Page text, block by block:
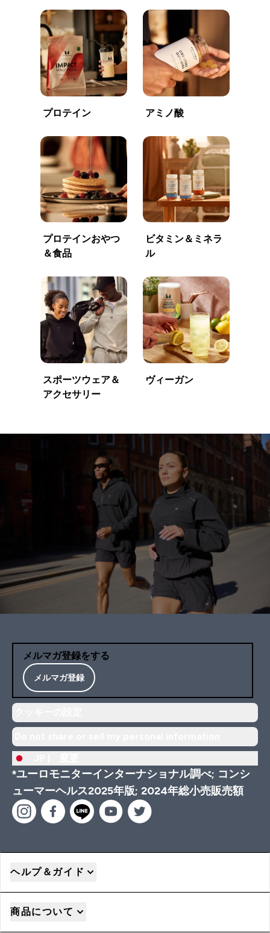
プロテイン アミノ酸
プロテインおやつ
＆食品
ビタミン＆ミネラ
ル
スポーツウェア＆
アクセサリー
ヴィーガン
メルマガ登録をする
メルマガ登録
*ユーロモニターインターナショナル調べ; コンシ
ューマーヘルス2025年版; 2024年総小売販売額
ヘルプ＆ガイド
商品について